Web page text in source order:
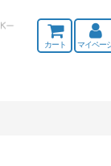
カート マイペー